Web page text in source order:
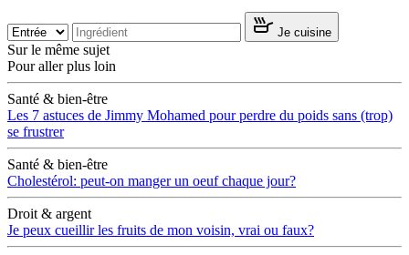
Je cuisine
Sur le même sujet
Pour aller plus loin
Santé & bien-être
Les 7 astuces de Jimmy Mohamed pour perdre du poids sans (trop)
se frustrer
Santé & bien-être
Cholestérol: peut-on manger un oeuf chaque jour?
Droit & argent
Je peux cueillir les fruits de mon voisin, vrai ou faux?